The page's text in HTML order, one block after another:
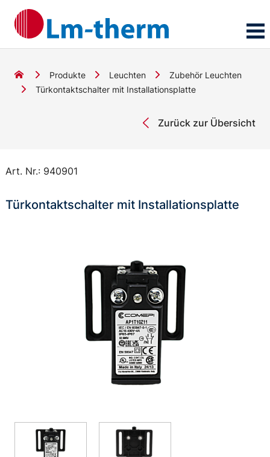
Produkte Leuchten
Zubehör Leuchten
Türkontaktschalter mit Installationsplatte
Zurück zur Übersicht
Art. Nr.: 940901
Türkontaktschalter mit Installationsplatte